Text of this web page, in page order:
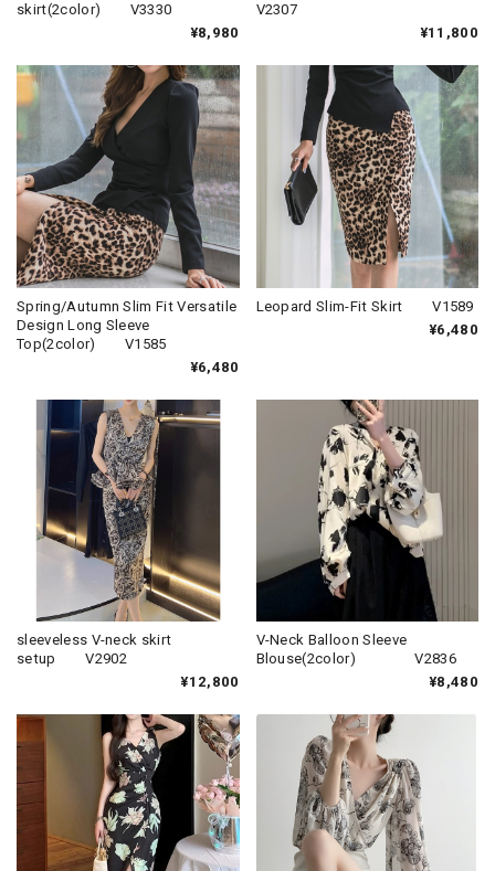
skirt(2color) V3330
¥8,980
V2307
¥11,800
Spring/Autumn Slim Fit Versatile
Design Long Sleeve
Top(2color) V1585
¥6,480
Leopard Slim-Fit Skirt V1589
¥6,480
sleeveless V-neck skirt
setup V2902
¥12,800
V-Neck Balloon Sleeve
Blouse(2color) V2836
¥8,480